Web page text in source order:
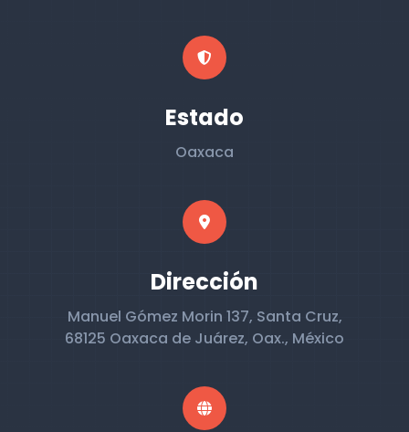
Estado
Oaxaca
Dirección
Manuel Gómez Morin 137, Santa Cruz,
68125 Oaxaca de Juárez, Oax., México